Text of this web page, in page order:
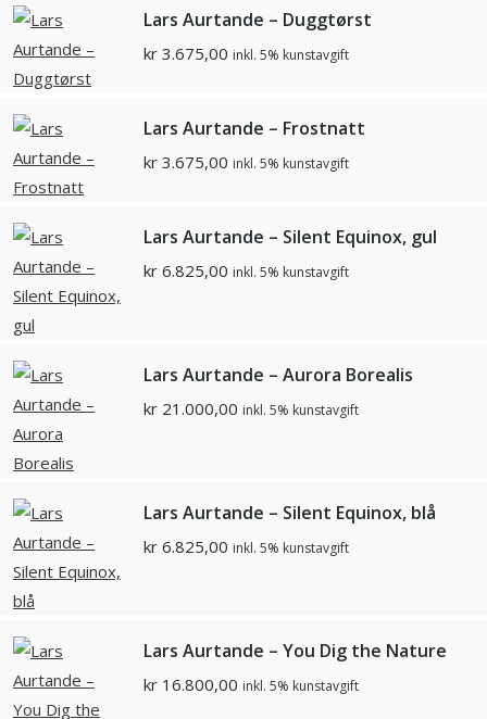
Lars Aurtande – Duggtørst
kr 3.675,00 inkl. 5% kunstavgift
Lars Aurtande – Frostnatt
kr 3.675,00 inkl. 5% kunstavgift
Lars Aurtande – Silent Equinox, gul
kr 6.825,00 inkl. 5% kunstavgift
Lars Aurtande – Aurora Borealis
kr 21.000,00 inkl. 5% kunstavgift
Lars Aurtande – Silent Equinox, blå
kr 6.825,00 inkl. 5% kunstavgift
Lars Aurtande – You Dig the Nature
kr 16.800,00 inkl. 5% kunstavgift